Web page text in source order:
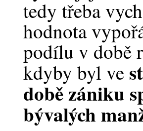
tedy třeba
hodnota
podílu v době
kdyby byl ve
době zániku
bývalých